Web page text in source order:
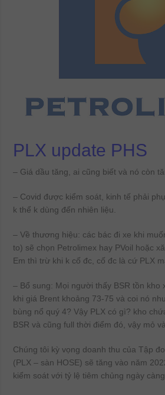
PLX update PHS
– Giá dầu tăng, ai cũng biết và nó còn
– Covid được kiểm soát, kinh tế phải
k thể k dùng đến nhiên liệu.
– Về thương hiệu: các bác đi xe khi
to) sẽ chọn Petrolimex hay PVoil hoặc
Em thì trừ khi k cố đc, cố đc là cứ PLX
– Bổ sung: Mọi người thấy BSR tồn kho
khi giá Brent khoảng 73-75 và coi nó
bùng nổ quý 4? Vậy PLX có gì? kho
BSR và cũng full thời điểm đó, vậy mỏ
Chúng tôi kỳ vọng doanh thu của Tập
(PLX – sàn HOSE) sẽ tăng vào năm
kiểm soát với tỷ lệ tiêm chủng ngày